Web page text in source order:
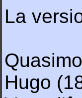
La
Hugo